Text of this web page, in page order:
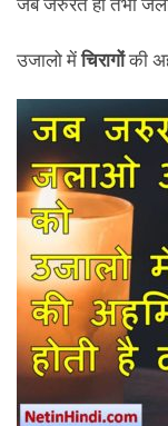
उजालो मेंचिरागोंकी